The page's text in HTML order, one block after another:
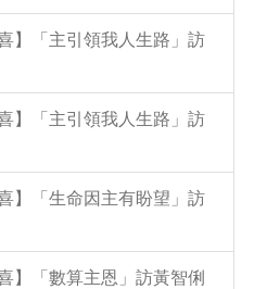
】「主引領我人生路」訪
】「主引領我人生路」訪
】「生命因主有盼望」訪
】「數算主恩」訪黃智俐